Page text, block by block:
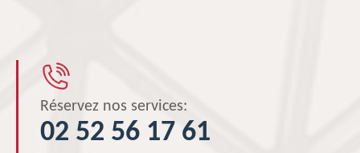
Réservez nos services:
02 52 56 17 61